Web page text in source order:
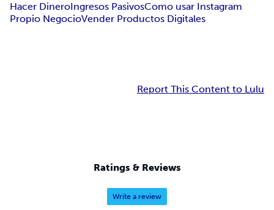
Hacer DineroIngresos PasivosComo usar Instagram
Propio NegocioVender Productos Digitales
Report This Content to Lulu
Ratings & Reviews
Write a review